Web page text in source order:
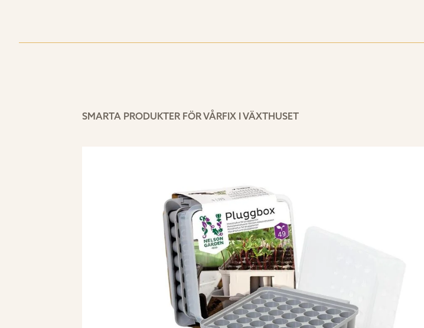
SMARTA PRODUKTER FÖR VÅRFIX I VÄXTHUSET